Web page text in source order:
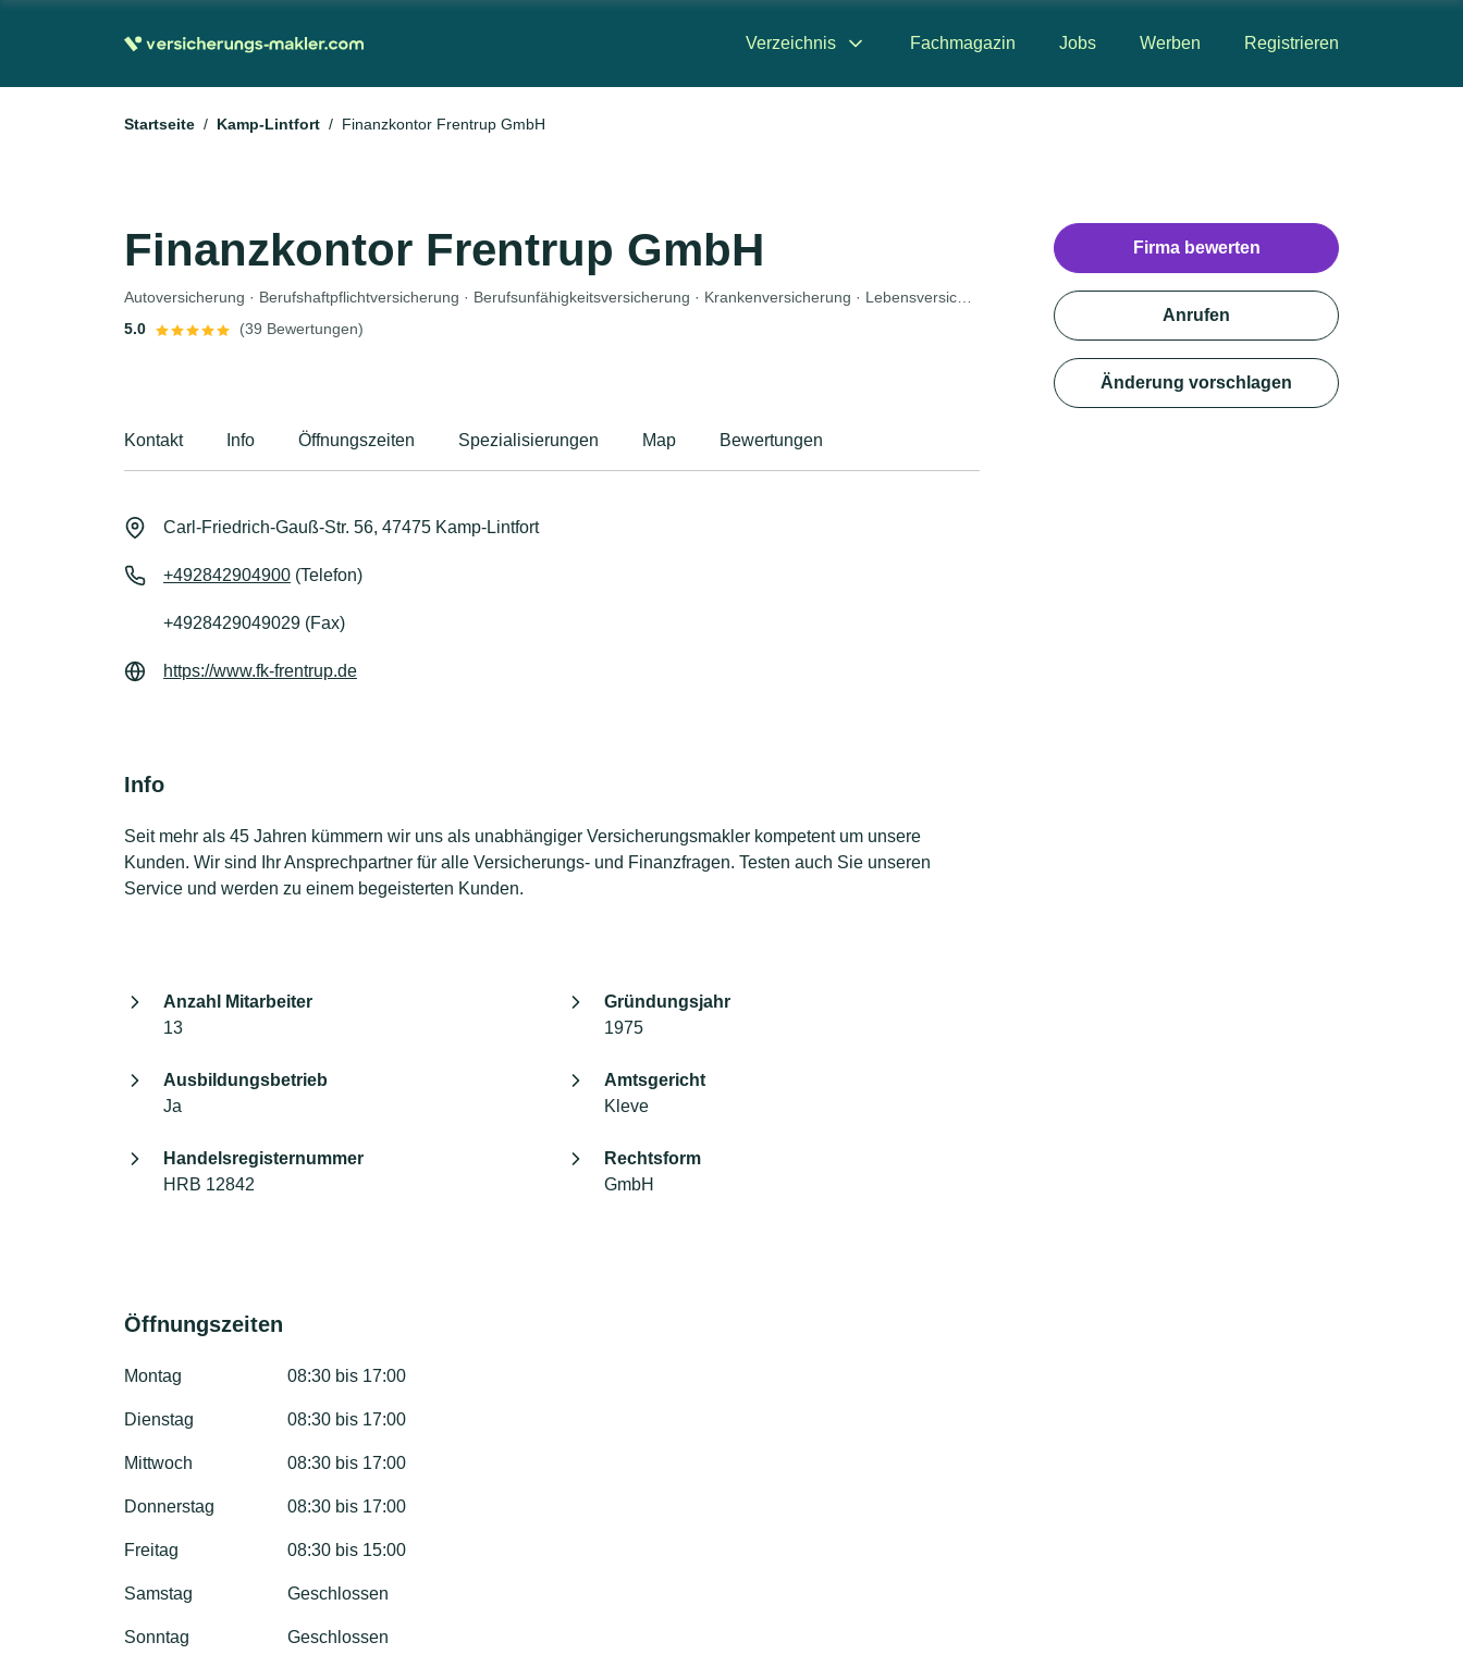
Verzeichnis Fachmagazin Jobs Werben Registrieren
Startseite Kamp-Lintfort Finanzkontor Frentrup GmbH
Finanzkontor Frentrup GmbH
5.0
(39 Bewertungen)
Kontakt Info Öffnungszeiten Spezialisierungen Map Bewertungen
Carl-Friedrich-Gauß-Str. 56, 47475 Kamp-Lintfort
+492842904900 (Telefon)
+4928429049029 (Fax)
https://www.fk-frentrup.de
Info
Seit mehr als 45 Jahren kümmern wir uns als unabhängiger Versicherungsmakler kompetent um unsere
Kunden. Wir sind Ihr Ansprechpartner für alle Versicherungs- und Finanzfragen. Testen auch Sie unseren
Service und werden zu einem begeisterten Kunden.
Anzahl Mitarbeiter
13
Gründungsjahr
1975
Ausbildungsbetrieb
Ja
Amtsgericht
Kleve
Handelsregisternummer
HRB 12842
Rechtsform
GmbH
Öffnungszeiten
Montag 08:30 bis 17:00
Dienstag 08:30 bis 17:00
Mittwoch 08:30 bis 17:00
Donnerstag 08:30 bis 17:00
Freitag 08:30 bis 15:00
Samstag Geschlossen
Sonntag Geschlossen
Firma bewerten
Anrufen
Änderung vorschlagen